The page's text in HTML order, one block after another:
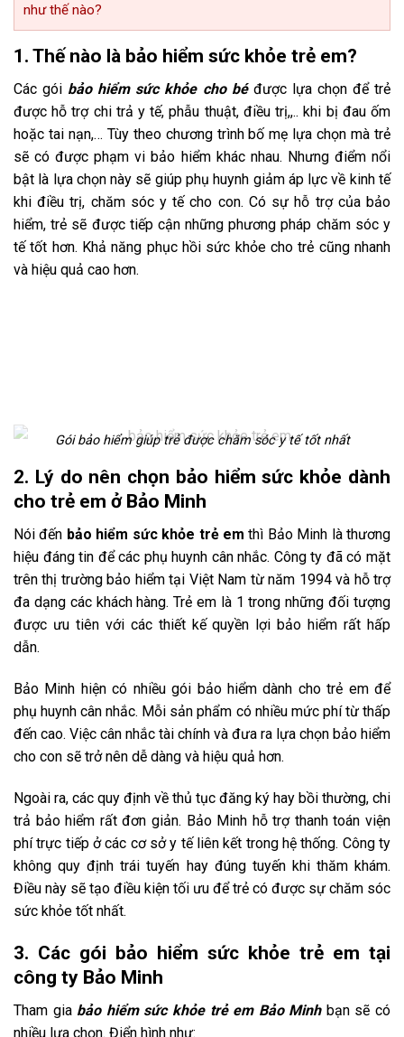
như thế nào?
1. Thế nào là bảo hiểm sức khỏe trẻ em?
Các gói bảo hiểm sức khỏe cho béđược lựa chọn để trẻ
được hỗ trợ chi trả y tế, phẫu thuật, điều trị,,.. khi bị đau ốm
hoặc tai nạn,… Tùy theo chương trình bố mẹ lựa chọn mà trẻ
sẽ có được phạm vi bảo hiểm khác nhau. Nhưng điểm nổi
bật là lựa chọn này sẽ giúp phụ huynh giảm áp lực về kinh tế
khi điều trị, chăm sóc y tế cho con. Có sự hỗ trợ của bảo
hiểm, trẻ sẽ được tiếp cận những phương pháp chăm sóc y
tế tốt hơn. Khả năng phục hồi sức khỏe cho trẻ cũng nhanh
và hiệu quả cao hơn.
Gói bảo hiểm giúp trẻ được chăm sóc y tế tốt nhất
2. Lý do nên chọn bảo hiểm sức khỏe dành
cho trẻ em ở Bảo Minh
Nói đến bảo hiểm sức khỏe trẻ em thì Bảo Minh là thương
hiệu đáng tin để các phụ huynh cân nhắc. Công ty đã có mặt
trên thị trường bảo hiểm tại Việt Nam từ năm 1994 và hỗ trợ
đa dạng các khách hàng. Trẻ em là 1 trong những đối tượng
được ưu tiên với các thiết kế quyền lợi bảo hiểm rất hấp
dẫn.
Bảo Minh hiện có nhiều gói bảo hiểm dành cho trẻ em để
phụ huynh cân nhắc. Mỗi sản phẩm có nhiều mức phí từ thấp
đến cao. Việc cân nhắc tài chính và đưa ra lựa chọn bảo hiểm
cho con sẽ trở nên dễ dàng và hiệu quả hơn.
Ngoài ra, các quy định về thủ tục đăng ký hay bồi thường, chi
trả bảo hiểm rất đơn giản. Bảo Minh hỗ trợ thanh toán viện
phí trực tiếp ở các cơ sở y tế liên kết trong hệ thống. Công ty
không quy định trái tuyến hay đúng tuyến khi thăm khám.
Điều này sẽ tạo điều kiện tối ưu để trẻ có được sự chăm sóc
sức khỏe tốt nhất.
3. Các gói bảo hiểm sức khỏe trẻ em tại
công ty Bảo Minh
Tham gia bảo hiểm sức khỏe trẻ em Bảo Minhbạn sẽ có
nhiều lựa chọn. Điển hình như: